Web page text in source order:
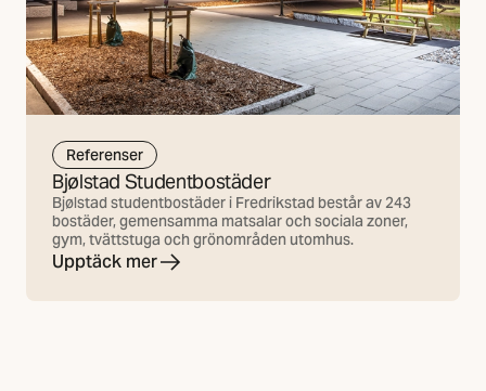
Referenser
Bjølstad Studentbostäder
Bjølstad studentbostäder i Fredrikstad består av 243
bostäder, gemensamma matsalar och sociala zoner,
gym, tvättstuga och grönområden utomhus.
Upptäck mer